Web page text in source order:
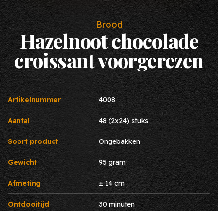
Brood
Hazelnoot chocolade
croissant voorgerezen
Artikelnummer 4008
Aantal 48 (2x24) stuks
Soort product Ongebakken
Gewicht 95 gram
Afmeting ± 14 cm
Ontdooitijd 30 minuten